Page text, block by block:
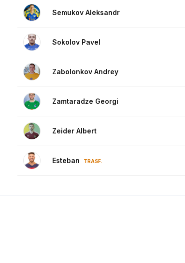
Semukov Aleksandr
Sokolov Pavel
Zabolonkov Andrey
Zamtaradze Georgi
Zeider Albert
Esteban TRASF.